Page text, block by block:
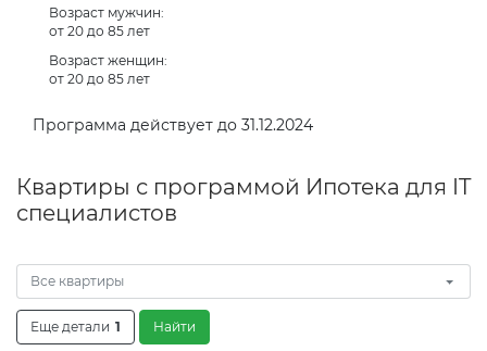
Возраст мужчин:
от 20 до 85 лет
Возраст женщин:
от 20 до 85 лет
Программа действует до 31.12.2024
Квартиры с программой Ипотека для IT
специалистов
Все квартиры
Еще детали 1 Найти